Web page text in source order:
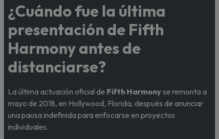
¿Cuándo fue la última
presentación de Fifth
Harmony antes de
distanciarse?
La última actuación oficial de Fifth Harmonyse remonta a
mayo de 2018, en Hollywood, Florida, después de anunciar
una pausa indefinida para enfocarse en proyectos
individuales.